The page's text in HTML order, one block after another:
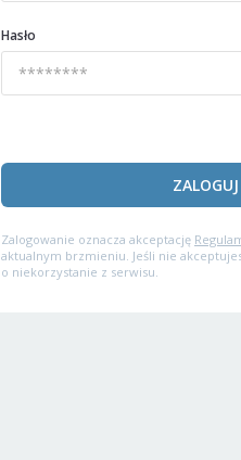
Hasło
Zalogowanie oznacza akceptację
aktualnym brzmieniu. Jeśli nie
o niekorzystanie z serwisu.